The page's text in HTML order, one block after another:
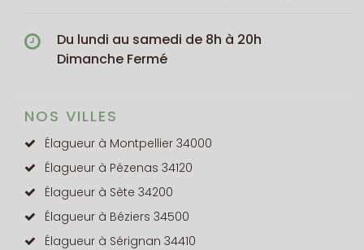
Du lundi au samedi de 8h à 20h
Dimanche Fermé
NOS VILLES
Élagueur à Montpellier 34000
Élagueur à Pézenas 34120
Élagueur à Sète 34200
Élagueur à Béziers 34500
Élagueur à Sérignan 34410